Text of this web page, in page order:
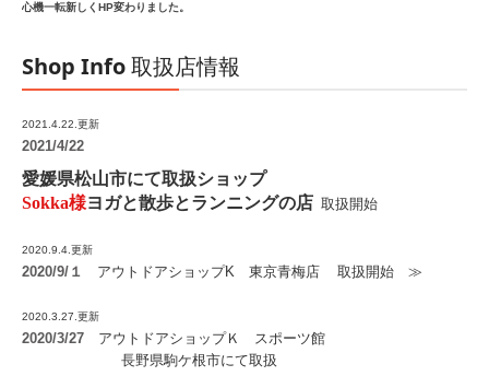
心機一転新しくHP変わりました。
Shop Info 取扱店情報
2021.4.22.更新
2021/4/22
愛媛県松山市にて取扱ショップ
Sokka様ヨガと散歩とランニングの店 取扱開始
2020.9.4.更新
2020/9/１ アウトドアショップK 東京青梅店 取扱開始 ≫
2020.3.27.更新
2020/3/27 アウトドアショップＫ スポーツ館
長野県駒ケ根市にて取扱